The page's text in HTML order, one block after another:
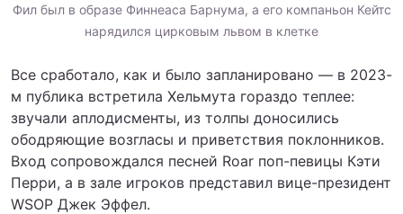
Фил был в образе Финнеаса Барнума, а его компаньон Кейтс
нарядился цирковым львом в клетке
Все сработало, как и было запланировано — в 2023-
м публика встретила Хельмута гораздо теплее:
звучали аплодисменты, из толпы доносились
ободряющие возгласы и приветствия поклонников.
Вход сопровождался песней Roar поп-певицы Кэти
Перри, а в зале игроков представил вице-президент
WSOP Джек Эффел.